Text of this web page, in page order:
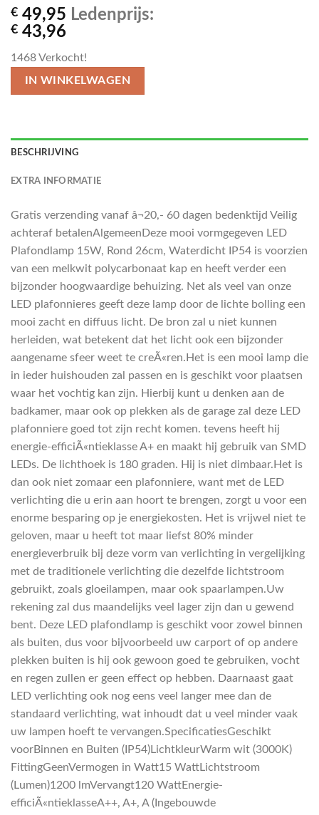
€ 49,95 Ledenprijs:
€ 43,96
1468Verkocht!
IN WINKELWAGEN
BESCHRIJVING
EXTRA INFORMATIE
Gratis verzending vanaf â¬20,- 60 dagen bedenktijd Veilig
achteraf betalenAlgemeenDeze mooi vormgegeven LED
Plafondlamp 15W, Rond 26cm, Waterdicht IP54 is voorzien
van een melkwit polycarbonaat kap en heeft verder een
bijzonder hoogwaardige behuizing. Net als veel van onze
LED plafonnieres geeft deze lamp door de lichte bolling een
mooi zacht en diffuus licht. De bron zal u niet kunnen
herleiden, wat betekent dat het licht ook een bijzonder
aangename sfeer weet te creÃ«ren.Het is een mooi lamp die
in ieder huishouden zal passen en is geschikt voor plaatsen
waar het vochtig kan zijn. Hierbij kunt u denken aan de
badkamer, maar ook op plekken als de garage zal deze LED
plafonniere goed tot zijn recht komen. tevens heeft hij
energie-efficiÃ«ntieklasse A+ en maakt hij gebruik van SMD
LEDs. De lichthoek is 180 graden. Hij is niet dimbaar.Het is
dan ook niet zomaar een plafonniere, want met de LED
verlichting die u erin aan hoort te brengen, zorgt u voor een
enorme besparing op je energiekosten. Het is vrijwel niet te
geloven, maar u heeft tot maar liefst 80% minder
energieverbruik bij deze vorm van verlichting in vergelijking
met de traditionele verlichting die dezelfde lichtstroom
gebruikt, zoals gloeilampen, maar ook spaarlampen.Uw
rekening zal dus maandelijks veel lager zijn dan u gewend
bent. Deze LED plafondlamp is geschikt voor zowel binnen
als buiten, dus voor bijvoorbeeld uw carport of op andere
plekken buiten is hij ook gewoon goed te gebruiken, vocht
en regen zullen er geen effect op hebben. Daarnaast gaat
LED verlichting ook nog eens veel langer mee dan de
standaard verlichting, wat inhoudt dat u veel minder vaak
uw lampen hoeft te vervangen.SpecificatiesGeschikt
voorBinnen en Buiten (IP54)LichtkleurWarm wit (3000K)
FittingGeenVermogen in Watt15 WattLichtstroom
(Lumen)1200 lmVervangt120 WattEnergie-
efficiÃ«ntieklasseA++, A+, A (Ingebouwde